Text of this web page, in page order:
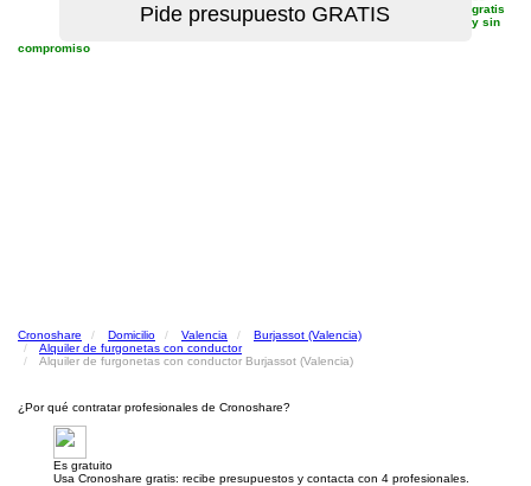
gratis
y sin
compromiso
Cronoshare Domicilio Valencia
Burjassot (Valencia)
Alquiler de furgonetas con conductor
Alquiler de furgonetas con conductor Burjassot (Valencia)
¿Por qué contratar profesionales de Cronoshare?
Es gratuito
Usa Cronoshare gratis: recibe presupuestos y contacta con 4 profesionales.